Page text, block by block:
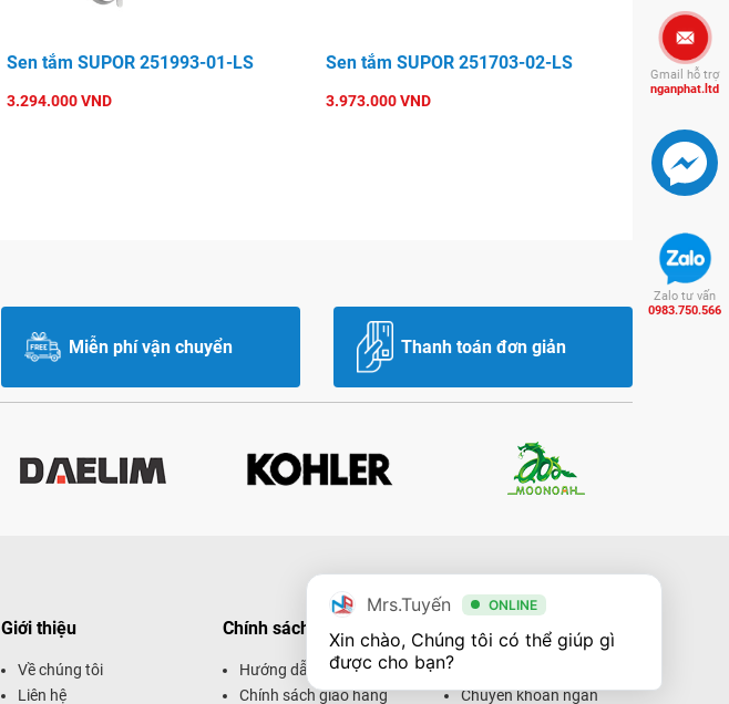
Sen tắm SUPOR 251993-01-LS
3.294.000 VND
Sen tắm SUPOR 251703-02-LS
3.973.000 VND
Miễn phí vận chuyển Thanh toán đơn giản
Giới thiệu
Về chúng tôi
Liên hệ
Chính sách mua hàng
Hướng dẫn mua hàng
Chính sách giao hàng
Hình thức thanh toán
Chuyển khoản ngân
Gmail hỗ trợ
nganphat.ltd
Zalo tư vấn
0983.750.566
Mrs.Tuyến ONLINE
Xin chào, Chúng tôi có thể giúp gì
được cho bạn?